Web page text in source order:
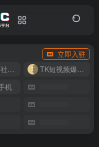
立即入驻
智媒全球-社媒管理平台
TK短视频爆款复刻
机